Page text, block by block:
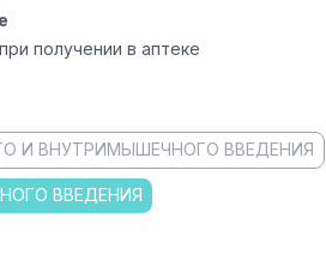
при получении в аптеке
И ВНУТРИМЫШЕЧНОГО ВВЕДЕНИЯ
ВВЕДЕНИЯ